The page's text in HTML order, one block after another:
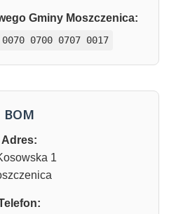
Gminy Moszczenica:
0700 0707 0017
BOM
Adres:
1